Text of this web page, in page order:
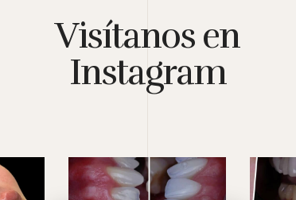
Visítanos en
Instagram